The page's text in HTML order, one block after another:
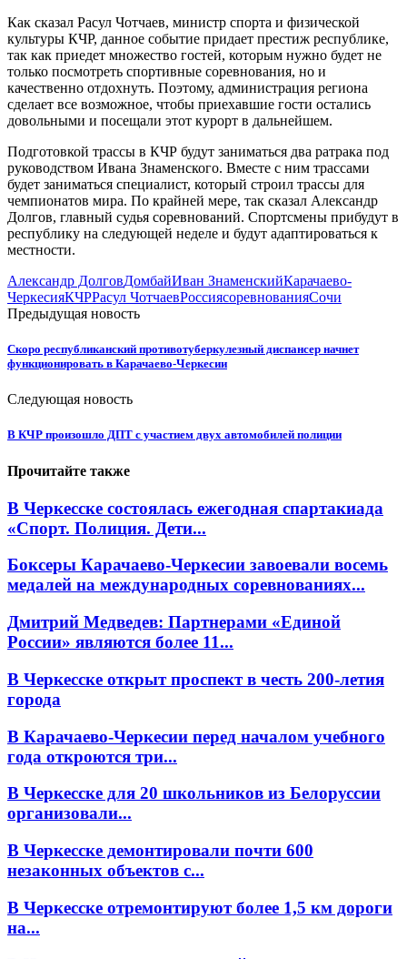
Как сказал Расул Чотчаев, министр спорта и физической
культуры КЧР, данное событие придает престиж республике,
так как приедет множество гостей, которым нужно будет не
только посмотреть спортивные соревнования, но и
качественно отдохнуть. Поэтому, администрация региона
сделает все возможное, чтобы приехавшие гости остались
довольными и посещали этот курорт в дальнейшем.
Подготовкой трассы в КЧР будут заниматься два ратрака под
руководством Ивана Знаменского. Вместе с ним трассами
будет заниматься специалист, который строил трассы для
чемпионатов мира. По крайней мере, так сказал Александр
Долгов, главный судья соревнований. Спортсмены прибудут в
республику на следующей неделе и будут адаптироваться к
местности.
Александр ДолговДомбайИван ЗнаменскийКарачаево-
ЧеркесияКЧРРасул ЧотчаевРоссиясоревнованияСочи
Предыдущая новость
Скоро республиканский противотуберкулезный диспансер начнет
функционировать в Карачаево-Черкесии
Следующая новость
В КЧР произошло ДПТ с участием двух автомобилей полиции
Прочитайте также
В Черкесске состоялась ежегодная спартакиада
«Спорт. Полиция. Дети...
Боксеры Карачаево-Черкесии завоевали восемь
медалей на международных соревнованиях...
Дмитрий Медведев: Партнерами «Единой
России» являются более 11...
В Черкесске открыт проспект в честь 200-летия
города
В Карачаево-Черкесии перед началом учебного
года откроются три...
В Черкесске для 20 школьников из Белоруссии
организовали...
В Черкесске демонтировали почти 600
незаконных объектов с...
В Черкесске отремонтируют более 1,5 км дороги
на...